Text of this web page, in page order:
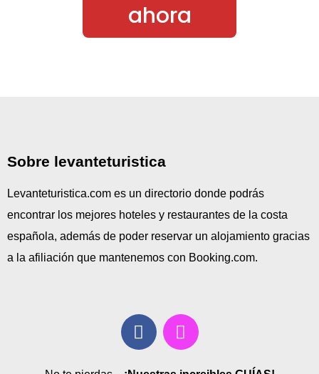
ahora
Sobre levanteturistica
Levanteturistica.com es un directorio donde podrás
encontrar los mejores hoteles y restaurantes de la costa
española, además de poder reservar un alojamiento gracias
a la afiliación que mantenemos con Booking.com.